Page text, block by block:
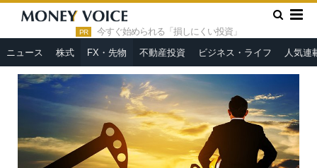
PR 今すぐ始められる「損しにくい投資」
ニュース 株式 FX・先物 不動産投資 ビジネス・ライフ 人気連
HOME » FX・先物 »
日銀が棚ボタで物価目標達成？ 原油先物
の100ドル台回復はあり得るか＝久保田博幸